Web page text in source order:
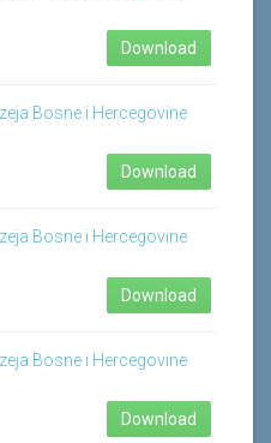
Download
Bosne i Hercegovine
Download
Bosne i Hercegovine
Download
Bosne i Hercegovine
Download